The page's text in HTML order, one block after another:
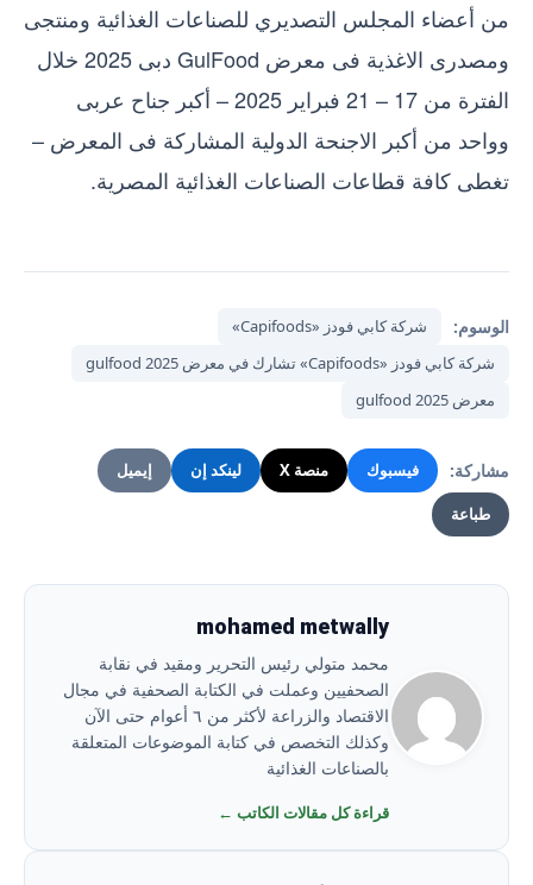
من أعضاء المجلس التصديري للصناعات الغذائية ومنتجى
ومصدرى الاغذية فى معرض GulFood دبى 2025 خلال
الفترة من 17 – 21 فبراير 2025 – أكبر جناح عربى
وواحد من أكبر الاجنحة الدولية المشاركة فى المعرض –
تغطى كافة قطاعات الصناعات الغذائية المصرية.
الوسوم:
شركة كابي فودز «Capifoods»
شركة كابي فودز «Capifoods» تشارك في معرض gulfood 2025
معرض gulfood 2025
مشاركة: فيسبوك منصة X لينكد إن إيميل
طباعة
mohamed metwally
محمد متولي رئيس التحرير ومقيد في نقابة
الصحفيين وعملت في الكتابة الصحفية في مجال
الاقتصاد والزراعة لأكثر من ٦ أعوام حتى الآن
وكذلك التخصص في كتابة الموضوعات المتعلقة
بالصناعات الغذائية
قراءة كل مقالات الكاتب ←